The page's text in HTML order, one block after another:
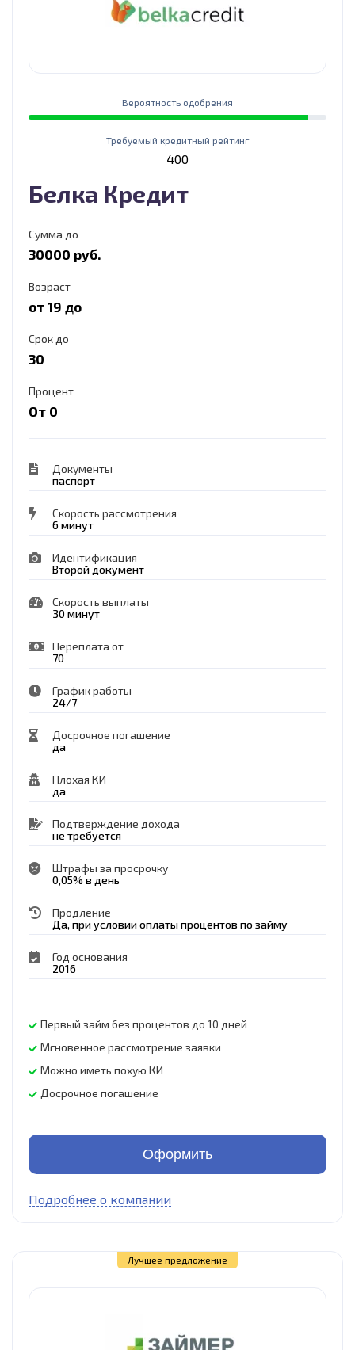
Вероятность одобрения
Требуемый кредитный рейтинг
400
Белка Кредит
Сумма до
30000 руб.
Возраст
от 19 до
Срок до
30
Процент
От 0
Документы
паспорт
Скорость рассмотрения
6 минут
Идентификация
Второй документ
Скорость выплаты
30 минут
Переплата от
70
График работы
24/7
Досрочное погашение
да
Плохая КИ
да
Подтверждение дохода
не требуется
Штрафы за просрочку
0,05% в день
Продление
Да, при условии оплаты процентов по займу
Год основания
2016
Первый займ без процентов до 10 дней
Мгновенное рассмотрение заявки
Можно иметь похую КИ
Досрочное погашение
Оформить
Подробнее о компании
Лучшее предложение